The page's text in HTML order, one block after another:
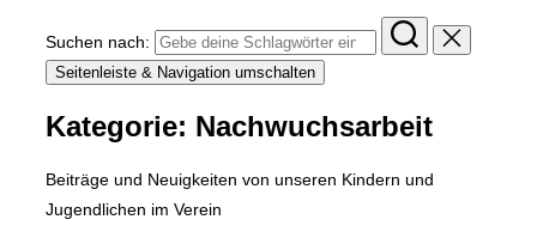
Suchen nach:
Seitenleiste & Navigation umschalten
Kategorie: Nachwuchsarbeit
Beiträge und Neuigkeiten von unseren Kindern und
Jugendlichen im Verein